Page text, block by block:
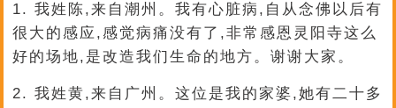
1. 我姓陈,来自潮州。我有心脏病,自从念佛以后有
很大的感应,感觉病痛没有了,非常感恩灵阳寺这么
好的场地,是改造我们生命的地方。谢谢大家。
2. 我姓黄,来自广州。这位是我的家婆,她有二十多